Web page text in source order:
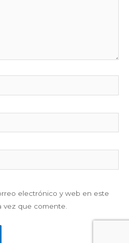
electrónico y web en este
vez que comente.